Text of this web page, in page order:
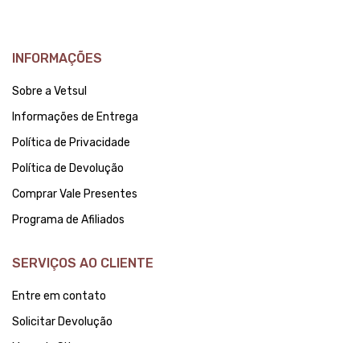
INFORMAÇÕES
Sobre a Vetsul
Informações de Entrega
Política de Privacidade
Política de Devolução
Comprar Vale Presentes
Programa de Afiliados
SERVIÇOS AO CLIENTE
Entre em contato
Solicitar Devolução